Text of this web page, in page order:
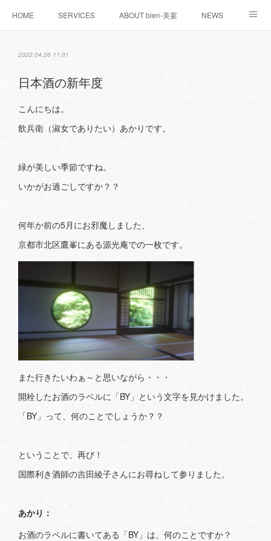
HOME SERVICES ABOUT bien-美宴 NEWS
2022.04.26 11:01
日本酒の新年度
こんにちは。
飲兵衛（淑女でありたい）あかりです。
緑が美しい季節ですね。
いかがお過ごしですか？？
何年か前の5月にお邪魔しました、
京都市北区鷹峯にある源光庵での一枚です。
また行きたいわぁ～と思いながら・・・
開栓したお酒のラベルに「BY」という文字を見かけました。
「BY」って、何のことでしょうか？？
ということで、再び！
国際利き酒師の吉田綾子さんにお尋ねして参りました。
あかり：
お酒のラベルに書いてある「BY」は、何のことですか？